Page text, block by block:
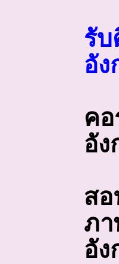
รั
อั
ค
อั
สอ
ภา
อั